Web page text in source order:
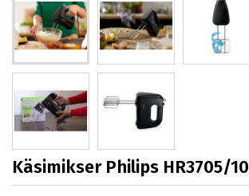
Käsimikser Philips HR3705/10